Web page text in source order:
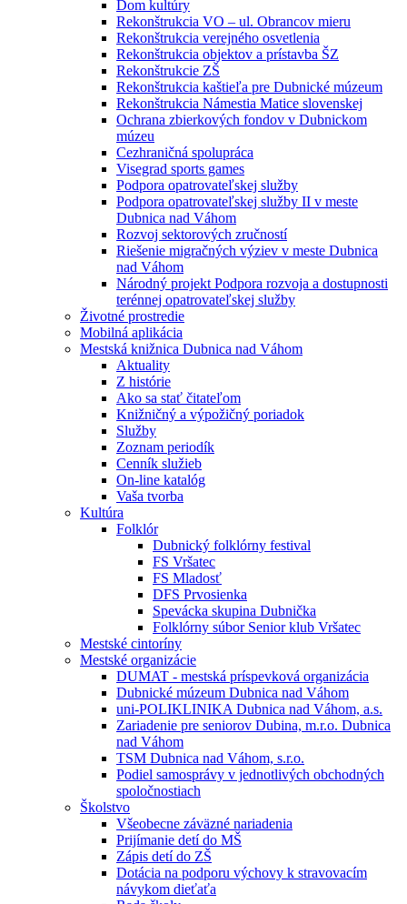
Dom kultúry
Rekonštrukcia VO – ul. Obrancov mieru
Rekonštrukcia verejného osvetlenia
Rekonštrukcia objektov a prístavba ŠZ
Rekonštrukcie ZŠ
Rekonštrukcia kaštieľa pre Dubnické múzeum
Rekonštrukcia Námestia Matice slovenskej
Ochrana zbierkových fondov v Dubnickom
múzeu
Cezhraničná spolupráca
Visegrad sports games
Podpora opatrovateľskej služby
Podpora opatrovateľskej služby II v meste
Dubnica nad Váhom
Rozvoj sektorových zručností
Riešenie migračných výziev v meste Dubnica
nad Váhom
Národný projekt Podpora rozvoja a dostupnosti
terénnej opatrovateľskej služby
Životné prostredie
Mobilná aplikácia
Mestská knižnica Dubnica nad Váhom
Aktuality
Z histórie
Ako sa stať čitateľom
Knižničný a výpožičný poriadok
Služby
Zoznam periodík
Cenník služieb
On-line katalóg
Vaša tvorba
Kultúra
Folklór
Dubnický folklórny festival
FS Vršatec
FS Mladosť
DFS Prvosienka
Spevácka skupina Dubnička
Folklórny súbor Senior klub Vršatec
Mestské cintoríny
Mestské organizácie
DUMAT - mestská príspevková organizácia
Dubnické múzeum Dubnica nad Váhom
uni-POLIKLINIKA Dubnica nad Váhom, a.s.
Zariadenie pre seniorov Dubina, m.r.o. Dubnica
nad Váhom
TSM Dubnica nad Váhom, s.r.o.
Podiel samosprávy v jednotlivých obchodných
spoločnostiach
Školstvo
Všeobecne záväzné nariadenia
Prijímanie detí do MŠ
Zápis detí do ZŠ
Dotácia na podporu výchovy k stravovacím
návykom dieťaťa